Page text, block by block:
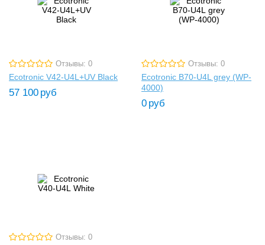
Отзывы: 0
Ecotronic V42-U4L+UV Black
57 100 руб
Отзывы: 0
Ecotronic B70-U4L grey (WP-
4000)
0 руб
Отзывы: 0